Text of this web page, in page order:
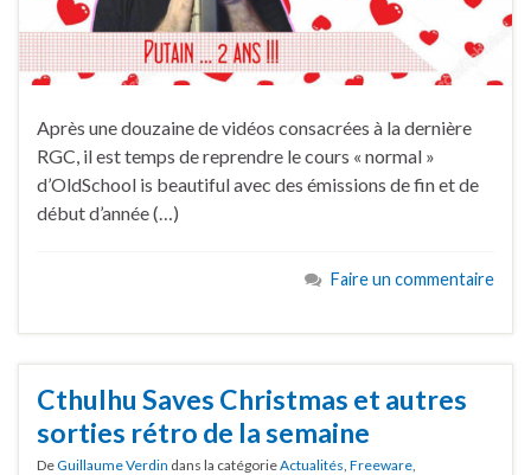
Après une douzaine de vidéos consacrées à la dernière
RGC, il est temps de reprendre le cours « normal »
d’OldSchool is beautiful avec des émissions de fin et de
début d’année (…)
Faire un commentaire
Cthulhu Saves Christmas et autres
sorties rétro de la semaine
DeGuillaume Verdin dans la catégorieActualités Freeware